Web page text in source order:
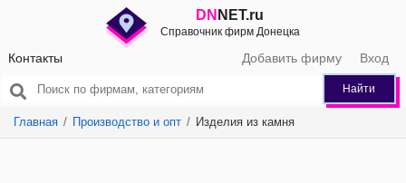
DN NET.ru
Справочник фирм Донецка
Контакты Добавить фирму Вход
Найти
Главная Производство и опт Изделия из камня